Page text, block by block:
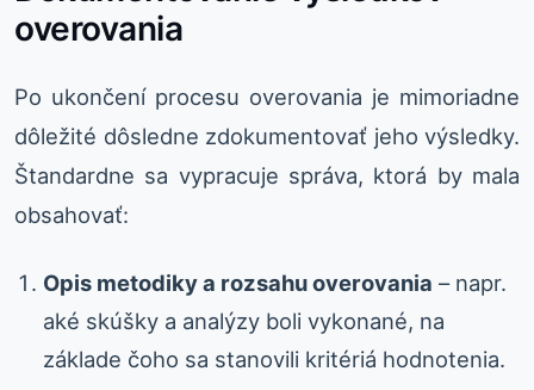
overovania
Po ukončení procesu overovania je mimoriadne
dôležité dôsledne zdokumentovať jeho výsledky.
Štandardne sa vypracuje správa, ktorá by mala
obsahovať:
Opis metodiky a rozsahu overovania – napr.
aké skúšky a analýzy boli vykonané, na
základe čoho sa stanovili kritériá hodnotenia.